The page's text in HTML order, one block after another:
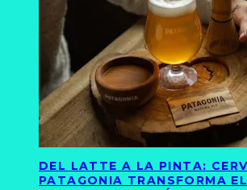
DEL LATTE A LA PINTA:
PATAGONIA TRANSFORMA